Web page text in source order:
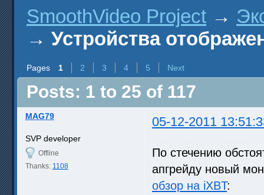
SmoothVideo Project →
→ Устройства
Pages 1 2 3 4 5 Next
Posts: 1 to 25 of 117
MAG79 05-12-2011
SVP developer
Offline
Thanks: 1108
По стечению
апгрейду новый
обзор на iXBT: